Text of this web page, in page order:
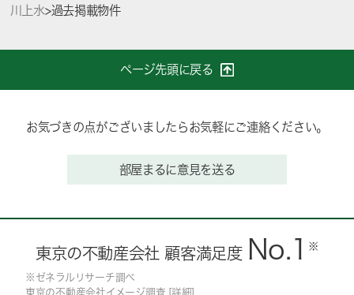
川上水>過去掲載物件
ページ先頭に戻る
お気づきの点がございましたらお気軽にご連絡ください。
部屋まるに意見を送る
東京の不動産会社 顧客満足度 No.1 ※
※ゼネラルリサーチ調べ
東京の不動産会社イメージ調査 [ 詳細